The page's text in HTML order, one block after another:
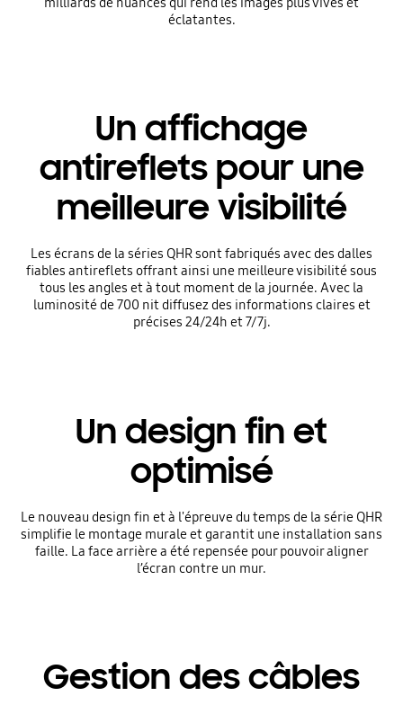
éclatantes.
Un affichage
antireflets pour une
meilleure visibilité
Les écrans de la séries QHR sont fabriqués avec des dalles
fiables antireflets offrant ainsi une meilleure visibilité sous
tous les angles et à tout moment de la journée. Avec la
luminosité de 700 nit diffusez des informations claires et
précises 24/24h et 7/7j.
Un design fin et
optimisé
Le nouveau design fin et à l'épreuve du temps de la série QHR
simplifie le montage murale et garantit une installation sans
faille. La face arrière a été repensée pour pouvoir aligner
l’écran contre un mur.
Gestion des câbles